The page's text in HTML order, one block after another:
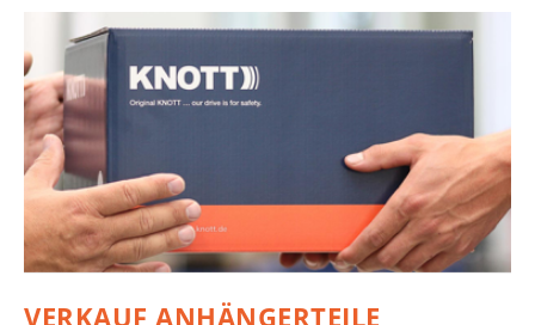
VERKAUF ANHÄNGERTEILE